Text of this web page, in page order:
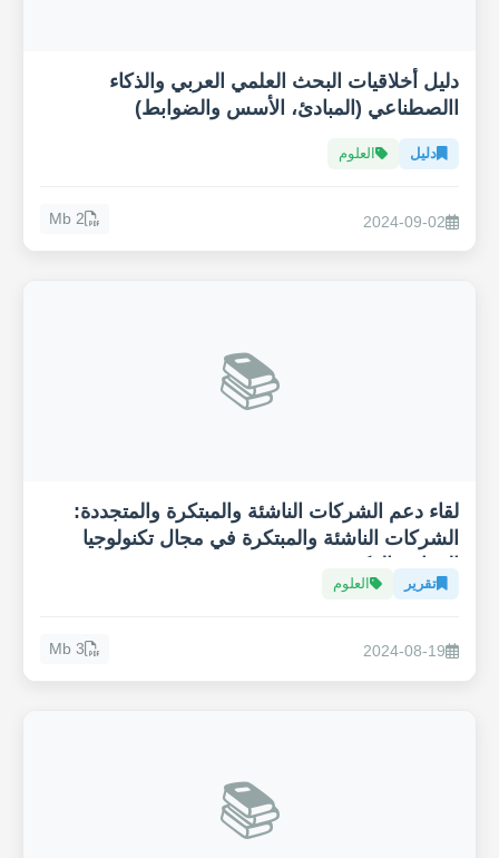
دليل أخلاقيات البحث العلمي العربي والذكاء
االصطناعي (المبادئ، الأسس والضوابط)
دليل العلوم
2024-09-02
2 Mb
📚
لقاء دعم الشركات الناشئة والمبتكرة والمتجددة:
الشركات الناشئة والمبتكرة في مجال تكنولوجيا
تقرير العلوم
2024-08-19
3 Mb
📚